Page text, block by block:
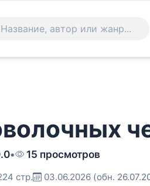
• 15 просмотров
стр. 03.06.2026 (обн.